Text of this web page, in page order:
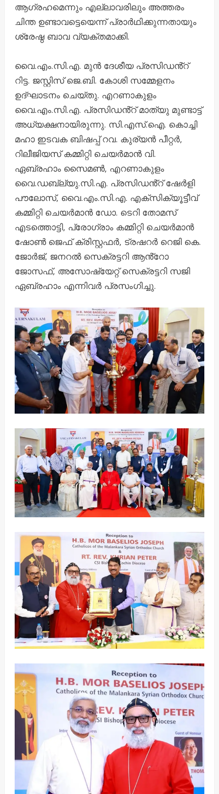
ആഗ്രഹമെന്നും എല്ലാവരിലും അത്തരം
ചിന്ത ഉണ്ടാവട്ടെയെന്ന് പ്രാർഥിക്കുന്നതായും
ശ്രേഷ്ഠ ബാവ വ്യക്തമാക്കി.
വൈ.എം.സി.എ. മുൻ ദേശീയ പ്രസിഡൻ്റ്
റിട്ട. ജസ്റ്റിസ് ജെ.ബി. കോശി സമ്മേളനം
ഉദ്ഘാടനം ചെയ്തു. എറണാകുളം
വൈ.എം.സി.എ. പ്രസിഡൻ്റ് മാത്യു മുണ്ടാട്ട്
അധ്യക്ഷനായിരുന്നു. ​സി.എസ്.ഐ. കൊച്ചി
മഹാ ഇടവക ബിഷപ്പ് റവ. കുര്യൻ പീറ്റർ,
റിലീജിയസ് കമ്മിറ്റി ചെയർമാൻ വി.
ഏബ്രഹാം സൈമൺ, എറണാകുളം
വൈ.ഡബ്ല്യു.സി.എ. പ്രസിഡൻ്റ് ഷേർളി
പൗലോസ്, വൈ.എം.സി.എ. എക്സിക്യൂട്ടീവ്
കമ്മിറ്റി ചെയർമാൻ ഡോ. ടെറി തോമസ്
എടത്തൊട്ടി, പ്രോഗ്രാം കമ്മിറ്റി ചെയർമാൻ
ഷോൺ ജെഫ് ക്രിസ്റ്റഫർ, ട്രഷറർ റെജി കെ.
ജോർജ്, ജനറൽ സെക്രട്ടറി ആൻ്റോ
ജോസഫ്, അസോഷ്യേറ്റ് സെക്രട്ടറി സജി
ഏബ്രഹാം എന്നിവർ പ്രസംഗിച്ചു.